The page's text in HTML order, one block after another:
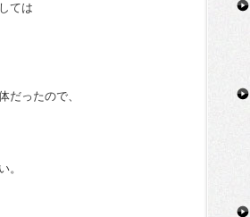
ては
だったので、
。